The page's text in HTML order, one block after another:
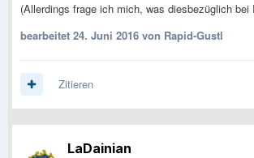
(Allerdings frage ich mich, was diesbezüglich bei
bearbeitet 24. Juni 2016 von Rapid-Gustl
Zitieren
LaDainian